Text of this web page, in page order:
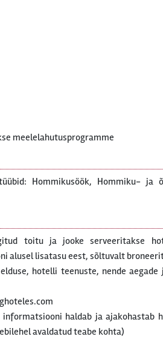
meelelahutusprogramme
Hommikusöök, Hommiku- ja
toitu ja jooke serveeritakse
alusel lisatasu eest, sõltuvalt
hotelli teenuste, nende aegade
haldab ja ajakohastab
avaldatud teabe kohta)